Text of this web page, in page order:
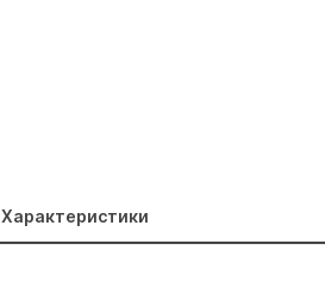
Характеристики